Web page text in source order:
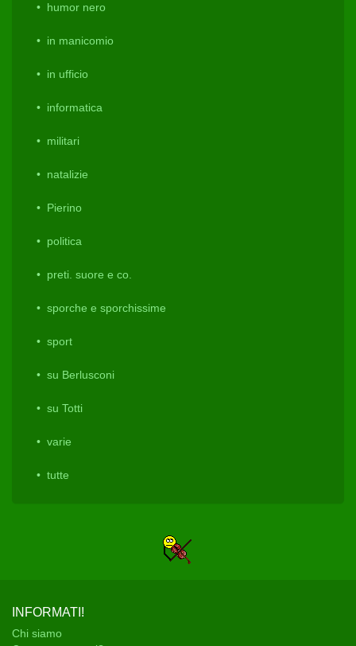
humor nero
in manicomio
in ufficio
informatica
militari
natalizie
Pierino
politica
preti. suore e co.
sporche e sporchissime
sport
su Berlusconi
su Totti
varie
tutte
INFORMATI!
Chi siamo